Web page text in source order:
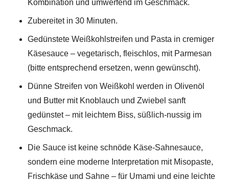
Kombination und umwerfend im Geschmack.
Zubereitet in 30 Minuten.
Gedünstete Weißkohlstreifen und Pasta in cremiger
Käsesauce – vegetarisch, fleischlos, mit Parmesan
(bitte entsprechend ersetzen, wenn gewünscht).
Dünne Streifen von Weißkohl werden in Olivenöl
und Butter mit Knoblauch und Zwiebel sanft
gedünstet – mit leichtem Biss, süßlich-nussig im
Geschmack.
Die Sauce ist keine schnöde Käse-Sahnesauce,
sondern eine moderne Interpretation mit Misopaste,
Frischkäse und Sahne – für Umami und eine leichte